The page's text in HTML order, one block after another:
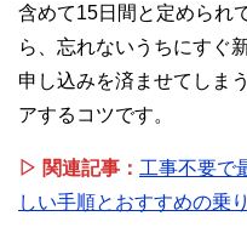
含めて15日間と定められ
ら、忘れないうちにすぐ
申し込みを済ませてしま
アするコツです。
▷ 関連記事： 工事不要で
しい手順とおすすめの乗